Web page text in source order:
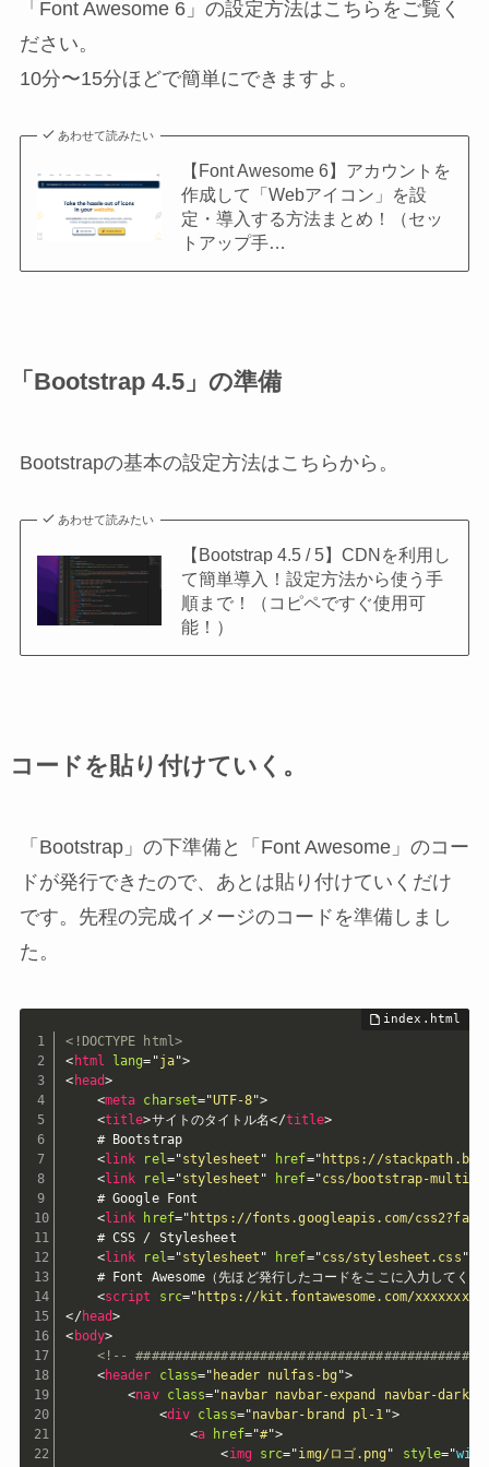
「Font Awesome 6」の設定方法はこちらをご覧く
ださい。
10分〜15分ほどで簡単にできますよ。
あわせて読みたい
【Font Awesome 6】アカウントを
作成して「Webアイコン」を設
定・導入する方法まとめ！（セッ
トアップ手…
「Bootstrap 4.5」の準備
Bootstrapの基本の設定方法はこちらから。
あわせて読みたい
【Bootstrap 4.5 / 5】CDNを利用し
て簡単導入！設定方法から使う手
順まで！（コピペですぐ使用可
能！）
コードを貼り付けていく。
「Bootstrap」の下準備と「Font Awesome」のコー
ドが発行できたので、あとは貼り付けていくだけ
です。先程の完成イメージのコードを準備しまし
た。
<!DOCTYPE html>
< html lang= "ja">
< head>
<meta charset="UTF-8">
<title>サイトのタイトル名</title>
    # Bootstrap
<link rel="stylesheet " href=" https://
<link rel="stylesheet " href="css/bootstrap-
    # Google Font
<link href=" https://fonts.googleapis.com/
    # CSS / Stylesheet
<link rel="stylesheet " href="css/stylesheet.css "
# Font Awesome（先ほど発行したコードをここに入力してくだ
<script src=" https://kit.fontawesome.com/
</ head>
< body>
<!--
<header class=" header nulfas-bg ">
<nav class="navbar navbar-expand navbar-dark"
<div class="navbar-brand pl-1 ">
<a href="#">
<img src="img/ロゴ.png " style="